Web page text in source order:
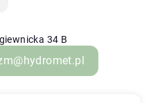
34 B